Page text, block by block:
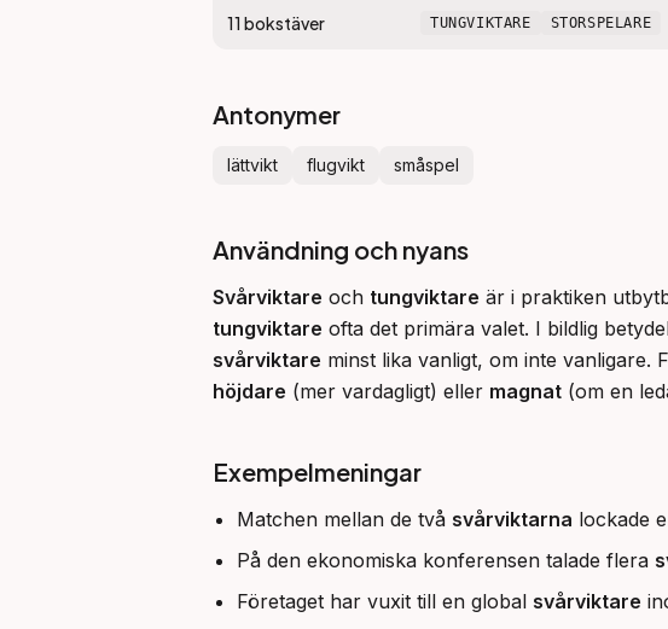
11 bokstäver TUNGVIKTARE STORSPELARE
Antonymer
lättvikt flugvikt småspel
Användning och nyans
Svårviktare och tungviktare
tungviktare
svårviktare
höjdare (mer vardagligt) eller magnat (om en
Exempelmeningar
Matchen mellan de två svårviktarna lockade
På den ekonomiska konferensen talade flera
Företaget har vuxit till en global svårviktare